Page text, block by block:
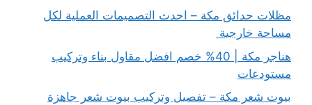
مظلات حدائق مكة – احدث التصميمات العملية لكل
مساحة خارجية
هناجر مكة | 40% خصم افضل مقاول بناء وتركيب
مستودعات
بيوت شعر مكة – تفصيل وتركيب بيوت شعر جاهزة